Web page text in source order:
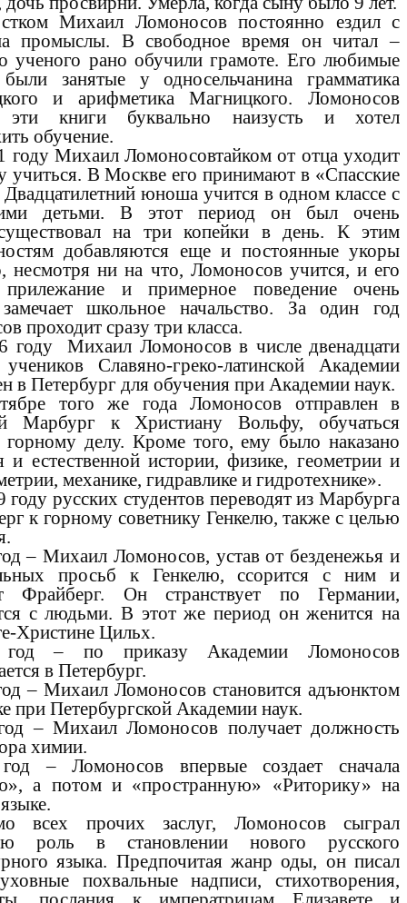
Михаил Ломоносов постоянно ездил с
промыслы. В свободное время он читал –
ученого рано обучили грамоте. Его любимые
занятые у односельчанина грамматика
и арифметика Магницкого. Ломоносов
эти книги буквально наизусть и хотел
обучение.
году Михаил Ломоносовтайком от отца уходит
учиться. В Москве его принимают в «Спасские
юноша учится в одном классе с
детьми. В этот период он был очень
на три копейки в день. К этим
добавляются еще и постоянные укоры
несмотря ни на что, Ломоносов учится, и его
прилежание и примерное поведение очень
школьное начальство. За один год
проходит сразу три класса.
году Михаил Ломоносов в числе двенадцати
Славяно-греко-латинской Академии
в Петербург для обучения при Академии наук.
того же года Ломоносов отправлен в
Марбург к Христиану Вольфу, обучаться
делу. Кроме того, ему было наказано
и естественной истории, физике, геометрии и
механике, гидравлике и гидротехнике».
году русских студентов переводят из Марбурга
к горному советнику Генкелю, также с целью
– Михаил Ломоносов, устав от безденежья и
просьб к Генкелю, ссорится с ним и
Фрайберг. Он странствует по Германии,
с людьми. В этот же период он женится на
Христине Цильх.
– по приказу Академии Ломоносов
в Петербург.
– Михаил Ломоносов становится адъюнктом
при Петербургской Академии наук.
– Михаил Ломоносов получает должность
химии.
– Ломоносов впервые создает сначала
а потом и «пространную» «Риторику» на
всех прочих заслуг, Ломоносов сыграл
роль в становлении нового русского
языка. Предпочитая жанр оды, он писал
похвальные надписи, стихотворения,